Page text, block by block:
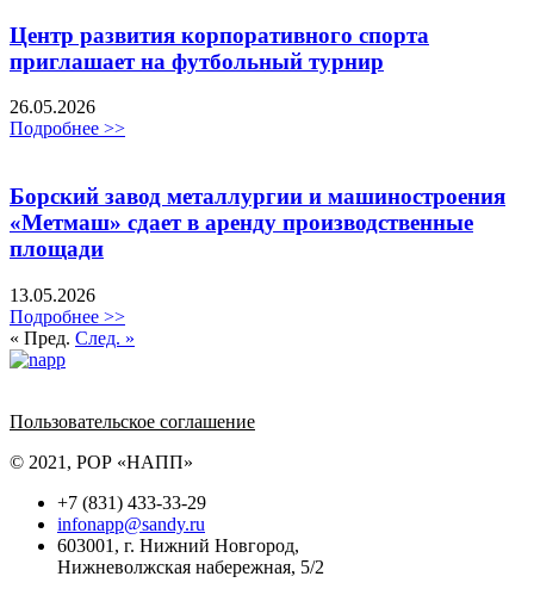
Центр развития корпоративного спорта
приглашает на футбольный турнир
26.05.2026
Подробнее >>
Борский завод металлургии и машиностроения
«Метмаш» сдает в аренду производственные
площади
13.05.2026
Подробнее >>
« Пред. След. »
Пользовательское соглашение
© 2021, РОР «НАПП»
+7 (831) 433-33-29
infonapp@sandy.ru
603001, г. Нижний Новгород,
Нижневолжская набережная, 5/2